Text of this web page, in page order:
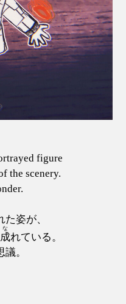
figure
the scenery.
姿が、
成
な
れている。
。